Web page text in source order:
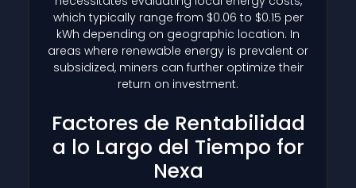
which typically range from $0.06 to $0.15 per
kWh depending on geographic location. In
areas where renewable energy is prevalent or
subsidized, miners can further optimize their
return on investment.
Factores de Rentabilidad
a lo Largo del Tiempo for
Nexa